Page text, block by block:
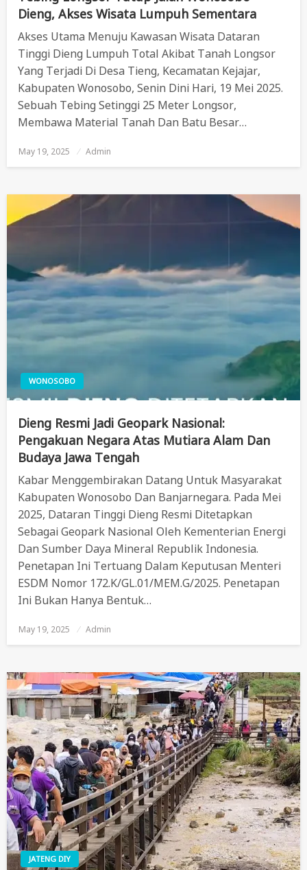
Dieng, Akses Wisata Lumpuh Sementara
Akses Utama Menuju Kawasan Wisata Dataran
Tinggi Dieng Lumpuh Total Akibat Tanah Longsor
Yang Terjadi Di Desa Tieng, Kecamatan Kejajar,
Kabupaten Wonosobo, Senin Dini Hari, 19 Mei 2025.
Sebuah Tebing Setinggi 25 Meter Longsor,
Membawa Material Tanah Dan Batu Besar…
Posted
On
May 19, 2025 Admin
WONOSOBO
Dieng Resmi Jadi Geopark Nasional:
Pengakuan Negara Atas Mutiara Alam Dan
Budaya Jawa Tengah
Kabar Menggembirakan Datang Untuk Masyarakat
Kabupaten Wonosobo Dan Banjarnegara. Pada Mei
2025, Dataran Tinggi Dieng Resmi Ditetapkan
Sebagai Geopark Nasional Oleh Kementerian Energi
Dan Sumber Daya Mineral Republik Indonesia.
Penetapan Ini Tertuang Dalam Keputusan Menteri
ESDM Nomor 172.K/GL.01/MEM.G/2025. Penetapan
Ini Bukan Hanya Bentuk…
Posted
On
May 19, 2025 Admin
JATENG DIY